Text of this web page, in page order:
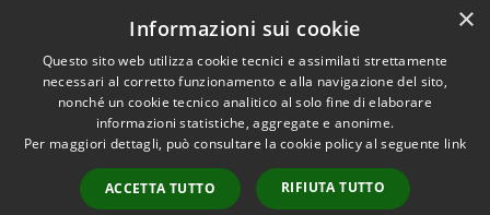
Obiettivi di accessibilità
Accessibilità
Copyright © 2026 • Comune di
San Giorgio Bigarello •
Powered byMunicipium
Accesso redazione
×
Informazioni sui cookie
Questo sito web utilizza cookie tecnici e assimilati strettamente
necessari al corretto funzionamento e alla navigazione del sito,
nonché un cookie tecnico analitico al solo fine di elaborare
informazioni statistiche, aggregate e anonime.
Per maggiori dettagli, può consultare la cookie policy al seguente link
ACCETTA TUTTO RIFIUTA TUTTO